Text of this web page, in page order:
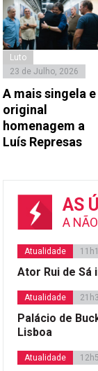
Luto
23 de Julho, 2026
A mais singela e
original
homenagem a
Luís Represas
AS
A
Atualidade
Ator Rui de
Atualidade
Palácio de
Lisboa
Atualidade